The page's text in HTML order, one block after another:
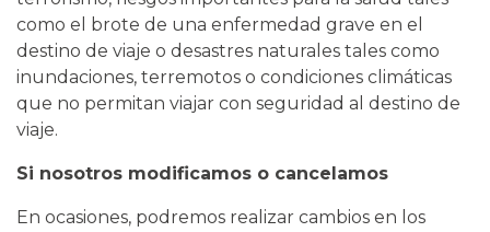
como el brote de una enfermedad grave en el
destino de viaje o desastres naturales tales como
inundaciones, terremotos o condiciones climáticas
que no permitan viajar con seguridad al destino de
viaje.
Si nosotros modificamos o cancelamos
En ocasiones, podremos realizar cambios en los